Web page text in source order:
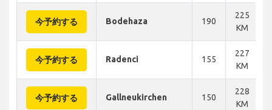
今予約する Bodehaza 190
225
KM
今予約する Radenci 155
227
KM
今予約する Gallneukirchen 150
228
KM